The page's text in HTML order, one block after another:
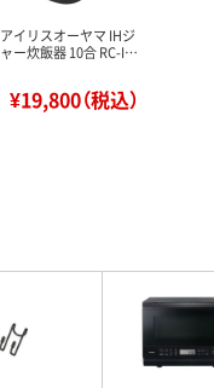
アイリスオーヤマ IHジ
ャー炊飯器 10合 RC-I…
¥19,800（税込）